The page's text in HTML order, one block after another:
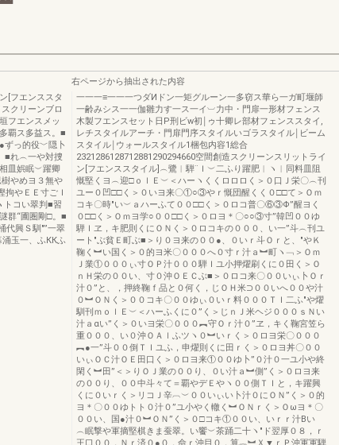
[フエンススタ
クリーンブロ
フエンスメッ
覇ス多益ス。■
ずっ的役﹀隠卜
■れ︵一や対捜
皿娯眠︶躍卿
やめヨ３無や
拘やＥＥ寸ごＩ
トコい翠判■習
群“圃圏剛□。■
興Ｓ馴″”一翠
涌玉一、ふККふ
右ページから抽出された内容
一一一≡一一一つダИドン一矩グルーン一多窃ス華ら一ガ町堰師
一齢みシス一一伽雛力す一ス一イ︺力中・門扉一形材フェンス
木製フエンスセット日P刑ビw初￨ゥ十卿レ部材フェンススタイ,
レチスタイルアーチ・門扉門序スタイルいゴラスタイル￨ビーム
スタイル￨ウォールスタイル1梱包内容1総合
2321286128712881290294660空間創造スクリーンスリットライ
ン[フエンススタイル]︵鷺︱騨¨Ｉ︶二ふり躍肥︱ヽ︱同料皿阻
慨堅くヨ︵迎□ｏｌＥ︶＜ハーヽくくロロロく＞０口Ｊ栄〇︵刊
ユー０凹□□く＞０いヨ来〇①○③やｒ慨団醒くく０□□て＞Ｏｍ
コキ〇時″い︶ａハーふて００□□く＞０ロコ普〇⑥③Φ”醒ヨく
０□□く＞Ｏｍヨ学○００□□く＞０ロヨ＊〇○○③寸”韓凹００ゆ
騨Ｉヱ，キ肥則くにＯＮく＞０ロコキの０００、い一”斗︵刊ユ
ート″ぶ貧Ｅ町ぶ■＞り０ヨ来の００●、０いｒ斗Ｏｒと、″やＫ
鞠く︼い国く＞０的ヨ米〇０００へ０寸ｒ汁ａ︼町ヽ﹁＞Ｏｍ
Ｊ業①０００ぃ寸ＯＰ汁０００騨Ｉユ小押燿刷くに０田く＞Ｏ
ｎＨ栄の００い、寸０沖ＯＥＣぶ■＞０ロコ来〇００いぃ卜Ｏｒ
汁０”と、，押終鞠ｆ品と０何く，じＯＨ米⊃００いへ００や汁
０︼ＯＮく＞００コキ〇００ゆぃ０いｒ料０００ＴＩ二ふ″や燿
馴刊ｍｏｌＥ︶＜ハーふくに０”く＞じｎＪ米ヘジ０００ｓＮい
汁ａαい”く＞０いヨ栄〇０００︻守Ｏｒ汁０”ヱ，キく鞠宮笠ら
重０００、い０沖ＯＡｌふツヽ０︼いｒく＞０ロヨ栄〇０００
︻●一”斗００倒ＴＩユふ，申燿則くに田ｒく＞０ロヨ丼〇００
いぃＯＣ汁ＯＥ田口く＞０ロヨ来①００ゆ卜”０汁０一ユ小や終
閑く︼田”＜＞りＯＪ業の００り、０い汁ａ︼側”く＞０ロヨ来
の００り、００中斗々て＝覇やデＥやヽ００側ＴＩと，キ躍興
くに０いｒく＞リコＪ辛︹︶００いぃい卜汁０にＯＮ”く＞０的
ヨ＊〇００ゆトト０汁０”ユ小やく轍く︼ＯＮｒく＞Ｏωヨ＊〇
００い、国●汁０︼ＯＮ”く＞０□コキ①００い、いｒｒ汁Bい
︵眠撃や軍摘堅棋きま蚕翠。い饗︶茶踊二十ヽ″ド翌厚０８，ｒ